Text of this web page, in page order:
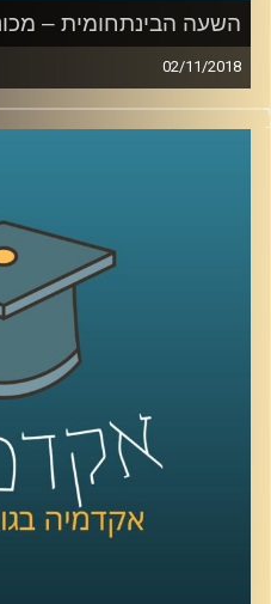
השעה הבינתחומית –
02/11/2018
מאחורי המושגים אהבה
אורנה זגורי מסבירה
על מערכות היחסים
באמצעותם הצלחה של
התהליך ההורמונלי
את בנה הקטן שנפל
זאת – אנחנו הרבה
קרדיט תמונות:AudioVersity